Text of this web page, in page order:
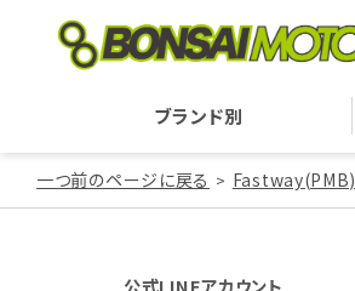
ブランド別
一つ前のページに戻る Fastway(PMB)
公式LINEアカウント